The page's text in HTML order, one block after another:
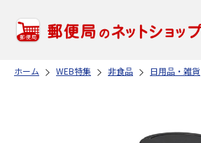
ホーム WEB特集 非食品 日用品・雑貨